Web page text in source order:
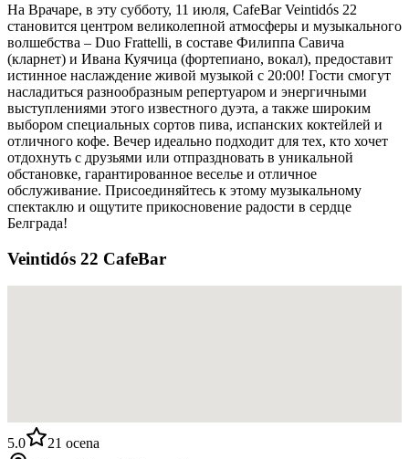
На Врачаре, в эту субботу, 11 июля, CafeBar Veintidós 22
становится центром великолепной атмосферы и музыкального
волшебства – Duo Frattelli, в составе Филиппа Савича
(кларнет) и Ивана Куячица (фортепиано, вокал), предоставит
истинное наслаждение живой музыкой с 20:00! Гости смогут
насладиться разнообразным репертуаром и энергичными
выступлениями этого известного дуэта, а также широким
выбором специальных сортов пива, испанских коктейлей и
отличного кофе. Вечер идеально подходит для тех, кто хочет
отдохнуть с друзьями или отпраздновать в уникальной
обстановке, гарантированное веселье и отличное
обслуживание. Присоединяйтесь к этому музыкальному
спектаклю и ощутите прикосновение радости в сердце
Белграда!
Veintidós 22 CafeBar
5.0 21 ocena